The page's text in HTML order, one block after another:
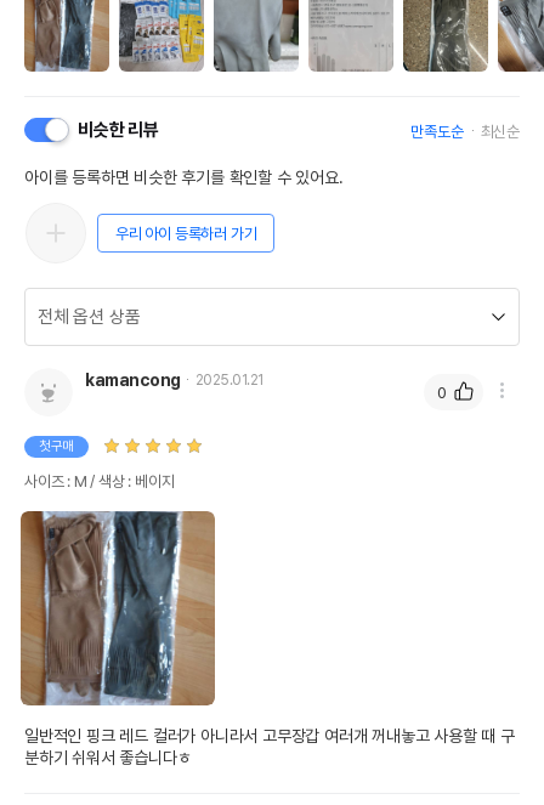
비슷한 리뷰 만족도순 최신순
아이를 등록하면 비슷한 후기를 확인할 수 있어요.
우리 아이 등록하러 가기
kamancong 2025.01.21
첫구매
사이즈 : M / 색상 : 베이지
일반적인 핑크 레드 컬러가 아니라서 고무장갑 여러개 꺼내놓고 사용할 때 구
분하기 쉬워서 좋습니다ㅎ
0